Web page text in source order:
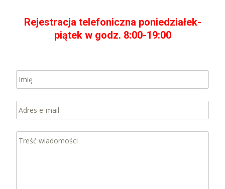
Rejestracja telefoniczna poniedziałek-
piątek w godz. 8:00-19:00